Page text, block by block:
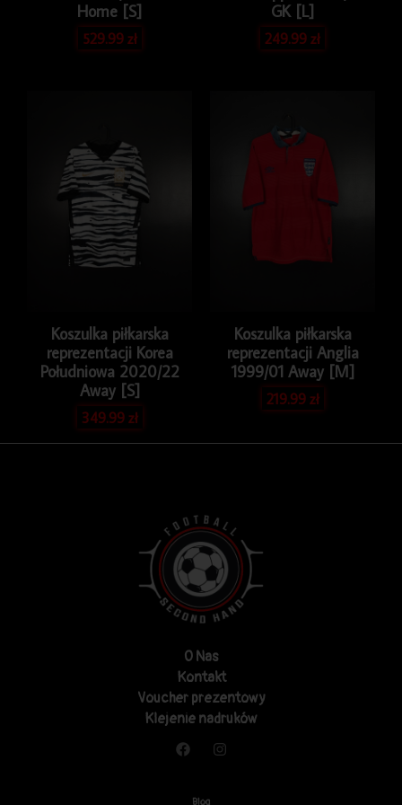
Home [S]
529.99zł
GK [L]
249.99zł
Koszulka piłkarska
reprezentacji Korea
Południowa 2020/22
Away [S]
349.99zł
Koszulka piłkarska
reprezentacji Anglia
1999/01 Away [M]
219.99zł
O Nas
Kontakt
Voucher prezentowy
Klejenie nadruków
Blog